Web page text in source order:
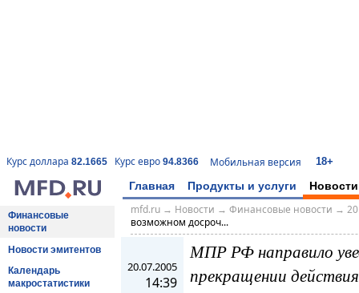
Курс доллара 82.1665 Курс евро 94.8366 Мобильная версия 18+
Главная Продукты и услуги Новости
Финансовые
новости
Новости эмитентов
Календарь
макростатистики
mfd.ru→ Новости → Финансовые новости →
возможном досроч...
20.07.2005
14:39
МПР РФ направило
прекращении